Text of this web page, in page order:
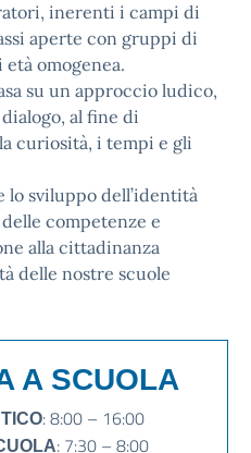
inerenti i campi di
aperte con gruppi di
omogenea.
su un approccio ludico,
al fine di
curiosità, i tempi e gli
lo sviluppo dell’identità
competenze e
alla cittadinanza
delle nostre scuole
A SCUOLA
: 8:00 – 16:00
: 7:30 – 8:00